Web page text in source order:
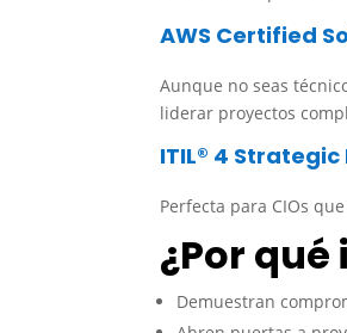
AWS Certified
Aunque no seas
liderar proyectos
ITIL® 4
Perfecta para CIOs
¿Por
Demuestran